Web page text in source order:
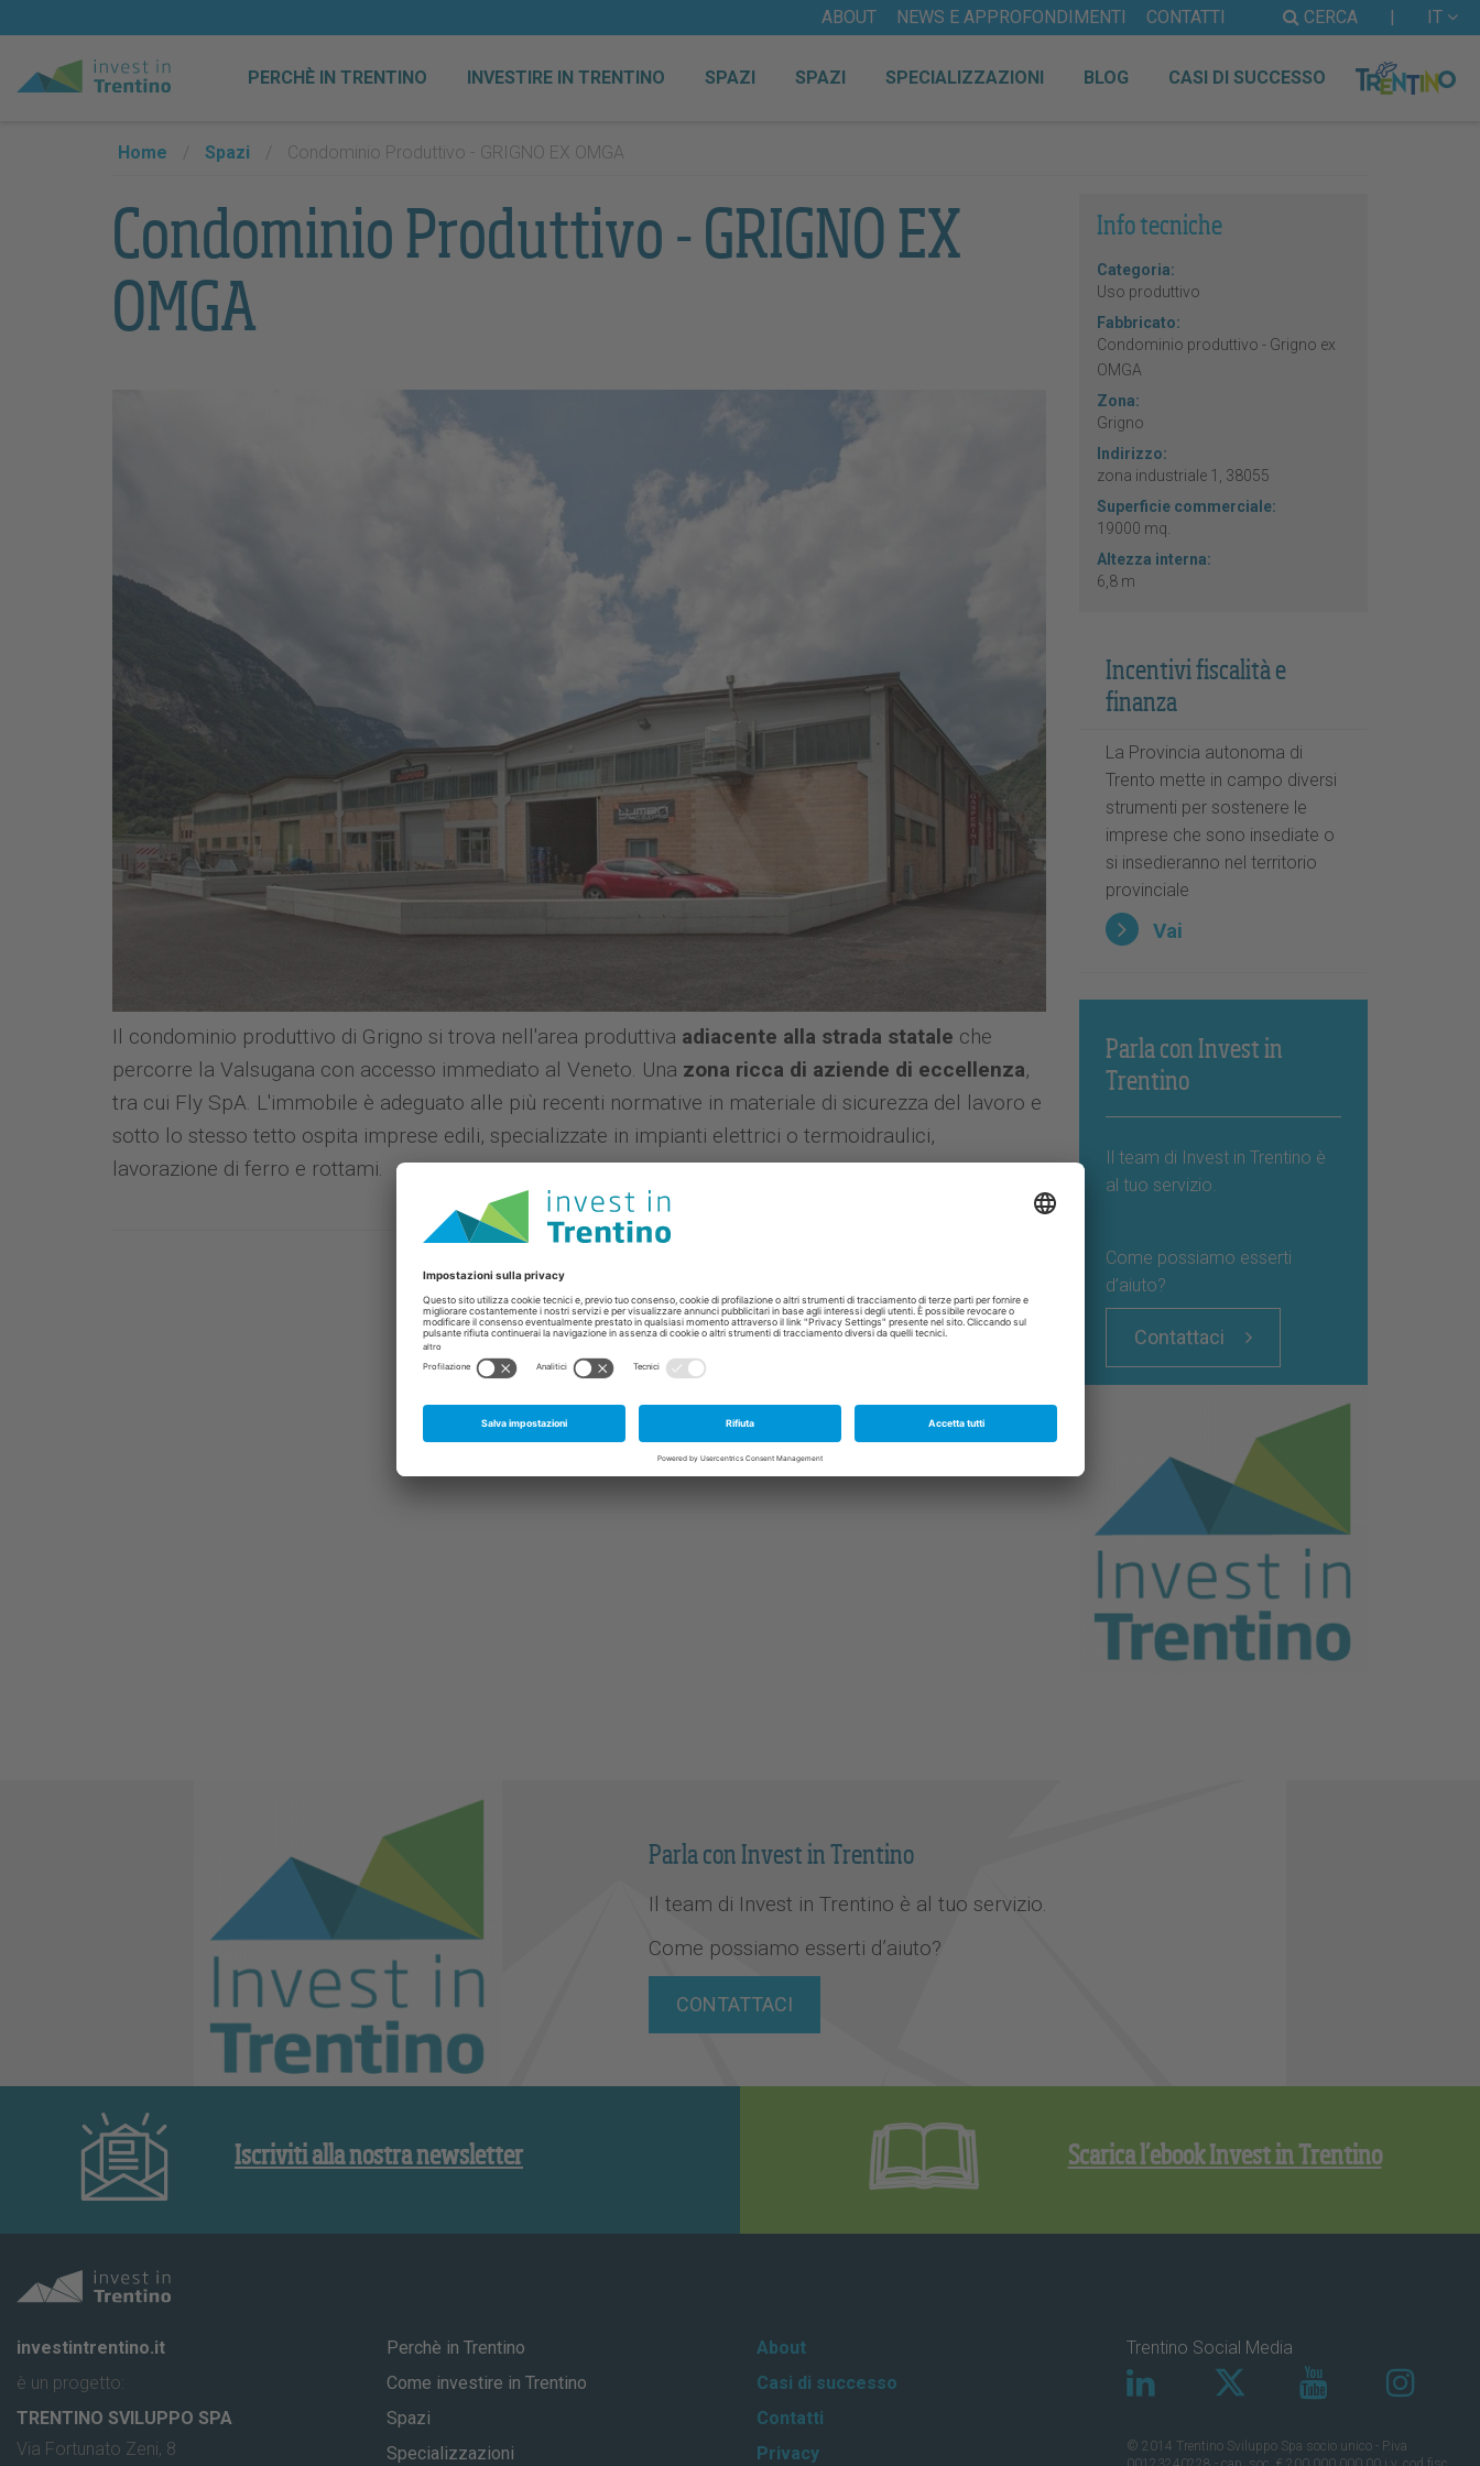
CERCA | IT
ABOUT NEWS E APPROFONDIMENTI CONTATTI
PERCHÈ IN TRENTINO INVESTIRE IN TRENTINO SPAZI SPAZI SPECIALIZZAZIONI BLOG CASI DI SUCCESSO
Home / Spazi / Condominio Produttivo - GRIGNO EX OMGA
Condominio Produttivo - GRIGNO EX
OMGA
Il condominio produttivo di Grigno si trova nell'area produttiva adiacente alla strada statale che
percorre la Valsugana con accesso immediato al Veneto. Una zona ricca di aziende di eccellenza,
tra cui Fly SpA. L'immobile è adeguato alle più recenti normative in materiale di sicurezza del lavoro e
sotto lo stesso tetto ospita imprese edili, specializzate in impianti elettrici o termoidraulici,
lavorazione di ferro e rottami.
Info tecniche
Categoria:
Uso produttivo
Fabbricato:
Condominio produttivo - Grigno ex
OMGA
Zona:
Grigno
Indirizzo:
zona industriale 1, 38055
Superficie commerciale:
19000 mq.
Altezza interna:
6,8 m
Incentivi fiscalità e
finanza
La Provincia autonoma di
Trento mette in campo diversi
strumenti per sostenere le
imprese che sono insediate o
si insedieranno nel territorio
provinciale
Vai
Parla con Invest in
Trentino
Il team di Invest in Trentino è
al tuo servizio.
Come possiamo esserti
d’aiuto?
Contattaci
Parla con Invest in Trentino
Il team di Invest in Trentino è al tuo servizio.
Come possiamo esserti d’aiuto?
CONTATTACI
Iscriviti alla nostra newsletter Scarica l’ebook Invest in Trentino
investintrentino.it
è un progetto:
TRENTINO SVILUPPO SPA
Via Fortunato Zeni, 8
Perchè in Trentino
Come investire in Trentino
Spazi
Specializzazioni
About
Casi di successo
Contatti
Privacy
Trentino Social Media
© 2014 Trentino Sviluppo Spa socio unico - P.iva